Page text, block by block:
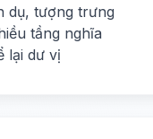
dụ, tượng trưng
tầng nghĩa
lại dư vị